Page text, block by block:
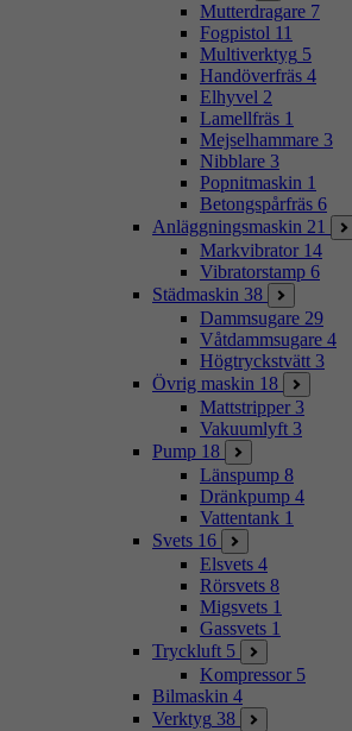
Mutterdragare 7
Fogpistol 11
Multiverktyg 5
Handöverfräs 4
Elhyvel 2
Lamellfräs 1
Mejselhammare 3
Nibblare 3
Popnitmaskin 1
Betongspårfräs 6
Anläggningsmaskin 21
Markvibrator 14
Vibratorstamp 6
Städmaskin 38
Dammsugare 29
Våtdammsugare 4
Högtryckstvätt 3
Övrig maskin 18
Mattstripper 3
Vakuumlyft 3
Pump 18
Länspump 8
Dränkpump 4
Vattentank 1
Svets 16
Elsvets 4
Rörsvets 8
Migsvets 1
Gassvets 1
Tryckluft 5
Kompressor 5
Bilmaskin 4
Verktyg 38